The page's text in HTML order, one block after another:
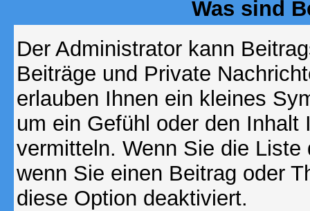
Was sind
Der Administrator kann
Beiträge und Private
erlauben Ihnen ein kleines
um ein Gefühl oder den
vermitteln. Wenn Sie die
wenn Sie einen Beitrag oder
diese Option deaktiviert.